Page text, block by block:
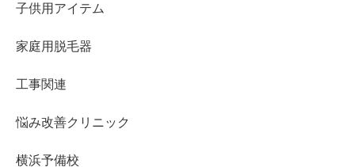
子供用アイテム
家庭用脱毛器
工事関連
悩み改善クリニック
横浜予備校